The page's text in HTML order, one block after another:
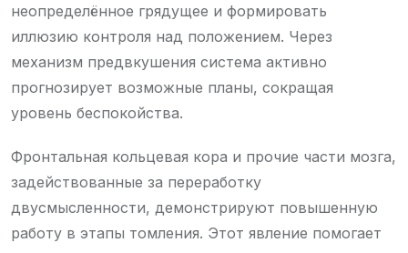
неопределённое грядущее и формировать
иллюзию контроля над положением. Через
механизм предвкушения система активно
прогнозирует возможные планы, сокращая
уровень беспокойства.
Фронтальная кольцевая кора и прочие части мозга,
задействованные за переработку
двусмысленности, демонстрируют повышенную
работу в этапы томления. Этот явление помогает